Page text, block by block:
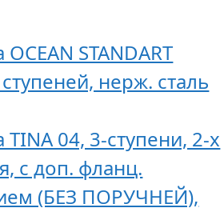
STANDART
нерж. сталь
04, 3-ступени, 2-х
с доп. фланц.
(БЕЗ ПОРУЧНЕЙ),